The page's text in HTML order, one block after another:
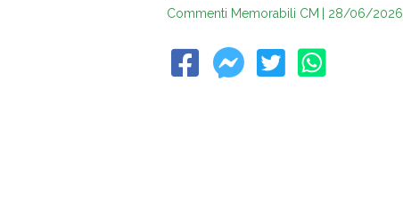
Commenti Memorabili CM | 28/06/2026